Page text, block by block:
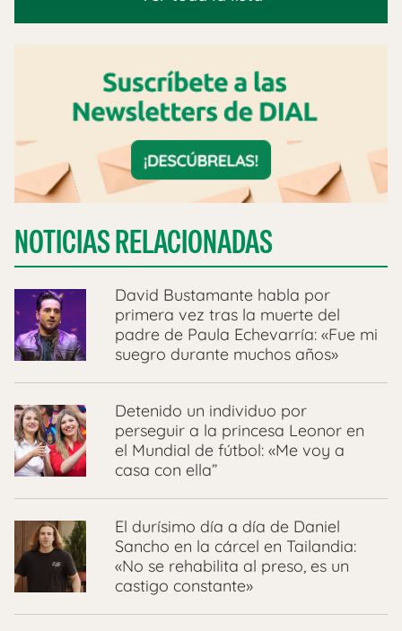
NOTICIAS RELACIONADAS
David Bustamante habla por
primera vez tras la muerte del
padre de Paula Echevarría: «Fue mi
suegro durante muchos años»
Detenido un individuo por
perseguir a la princesa Leonor en
el Mundial de fútbol: «Me voy a
casa con ella”
El durísimo día a día de Daniel
Sancho en la cárcel en Tailandia:
«No se rehabilita al preso, es un
castigo constante»